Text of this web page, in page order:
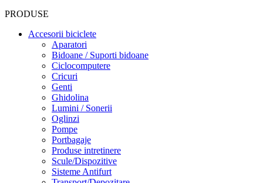
PRODUSE
Accesorii biciclete
Aparatori
Bidoane / Suporti bidoane
Ciclocomputere
Cricuri
Genti
Ghidolina
Lumini / Sonerii
Oglinzi
Pompe
Portbagaje
Produse intretinere
Scule/Dispozitive
Sisteme Antifurt